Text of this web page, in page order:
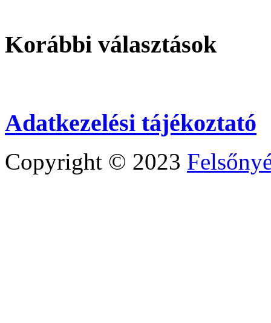
Korábbi választások
Adatkezelési tájékoztató
Copyright © 2023